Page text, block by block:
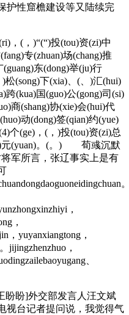
护性窟檐建设等又陆续完
(，)“(“)投(tou)资(zi)中
专(zhuan)场(chang)推
东(dong)举(ju)行
松(song)下(xia)、(、)汇(hui)
跨(kua)国(guo)公(gong)司(si)
商(shang)协(xie)会(hui)代
动(dong)签(qian)约(yue)
个(ge)，(，)投(tou)资(zi)总
元(yuan)。(。) 荀彧沉默
军所言，张辽事实上是有
，
，
，yuyanxiangtong，
jijingzhenzhuo，
、
盼]外交部发言人汪文斌
视台记者提问说，我觉得气